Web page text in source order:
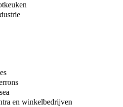
en winkelbedrijven